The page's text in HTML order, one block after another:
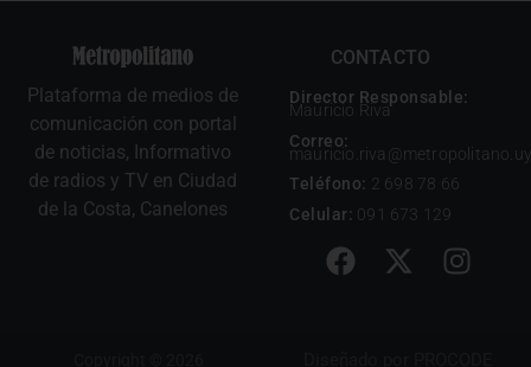
Plataforma de medios de
comunicación con portal
de noticias, Informativo
de radios y TV en Ciudad
de la Costa, Canelones
CONTACTO
Director Responsable:
Mauricio Riva
Correo:
mauricio.riva@metropolitano.uy
Teléfono: 2 698 78 66
Celular: 091 673 129